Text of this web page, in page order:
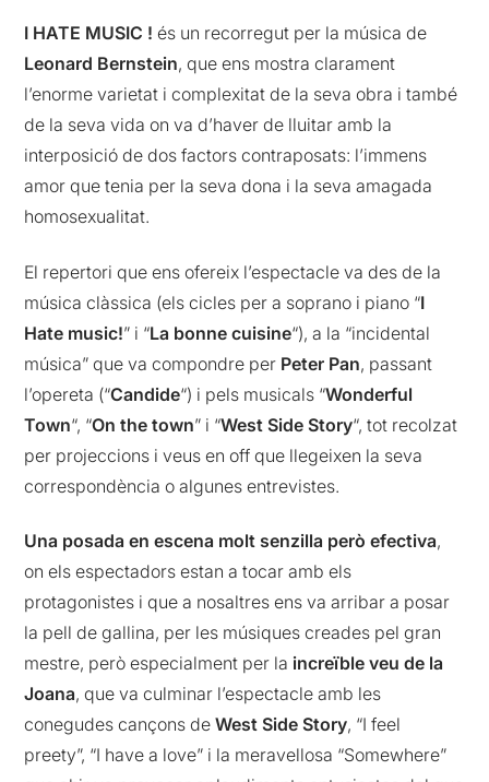
I HATE MUSIC ! és un recorregut per la música de
Leonard Bernstein, que ens mostra clarament
l’enorme varietat i complexitat de la seva obra i també
de la seva vida on va d’haver de lluitar amb la
interposició de dos factors contraposats: l’immens
amor que tenia per la seva dona i la seva amagada
homosexualitat.
El repertori que ens ofereix l’espectacle va des de la
música clàssica (els cicles per a soprano i piano “I
Hate music!” i “La bonne cuisine“), a la “incidental
música” que va compondre per Peter Pan, passant
l’opereta (“Candide“) i pels musicals “Wonderful
Town“, “On the town” i “West Side Story“, tot recolzat
per projeccions i veus en off que llegeixen la seva
correspondència o algunes entrevistes.
Una posada en escena molt senzilla però efectiva,
on els espectadors estan a tocar amb els
protagonistes i que a nosaltres ens va arribar a posar
la pell de gallina, per les músiques creades pel gran
mestre, però especialment per la increïble veu de la
Joana, que va culminar l’espectacle amb les
conegudes cançons deWest Side Story, “I feel
preety”, “I have a love” i la meravellosa “Somewhere”